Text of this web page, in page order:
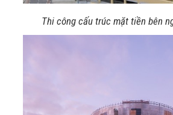
Thi công cấu trúc mặt tiền bên